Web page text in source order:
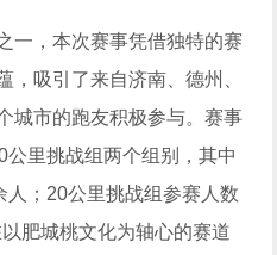
一，本次赛事凭借独特的赛
，吸引了来自济南、德州、
城市的跑友积极参与。赛事
里挑战组两个组别，其中
；20公里挑战组参赛人数
肥城桃文化为轴心的赛道